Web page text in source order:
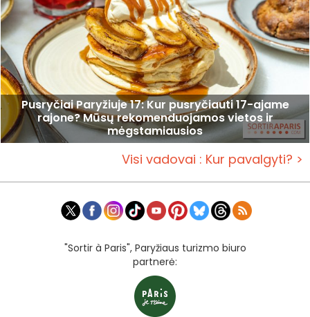
Pusryčiai Paryžiuje 17: Kur pusryčiauti 17-ajame
rajone? Mūsų rekomenduojamos vietos ir
mėgstamiausios
Visi vadovai : Kur pavalgyti? >
"Sortir à Paris", Paryžiaus turizmo biuro
partnerė: